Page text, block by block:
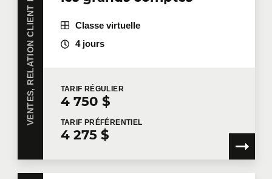
Classe virtuelle
4 jours
TARIF RÉGULIER
4 750 $
TARIF PRÉFÉRENTIEL
4 275 $